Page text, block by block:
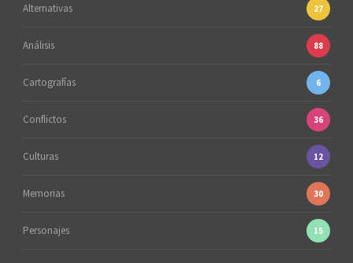
Alternativas 27
Análisis 88
Cartografías 6
Conflictos 36
Culturas 12
Memorias 30
Personajes 15